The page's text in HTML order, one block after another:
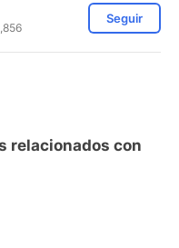
Seguir
relacionados con